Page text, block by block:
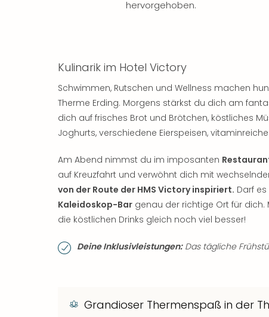
hervorgehoben.
Kulinarik im Hotel Victory
Schwimmen, Rutschen und Wellness machen
Therme Erding. Morgens stärkst du dich am
dich auf frisches Brot und Brötchen, köstliches
Joghurts, verschiedene Eierspeisen,
Am Abend nimmst du im imposanten
auf Kreuzfahrt und verwöhnt dich mit
von der Route der HMS Victory inspiriert. Darf
Kaleidoskop-Bar genau der richtige Ort für
die köstlichen Drinks gleich noch viel besser!
Deine Inklusivleistungen:Das tägliche
Grandioser Thermenspaß in der